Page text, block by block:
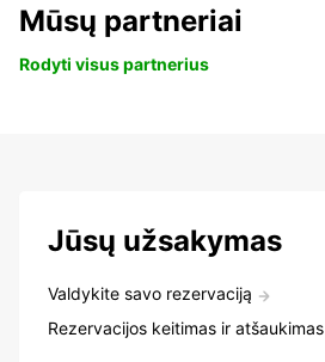
Mūsų partneriai
Rodyti visus partnerius
Jūsų užsakymas
Valdykite savo rezervaciją
Rezervacijos keitimas ir atšaukimas